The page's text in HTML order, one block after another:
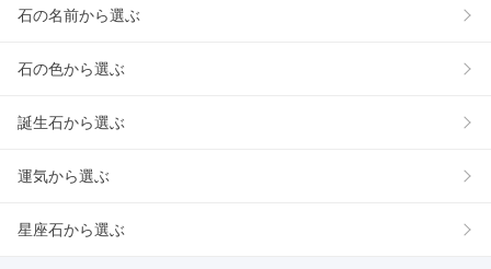
石の名前から選ぶ
石の色から選ぶ
誕生石から選ぶ
運気から選ぶ
星座石から選ぶ